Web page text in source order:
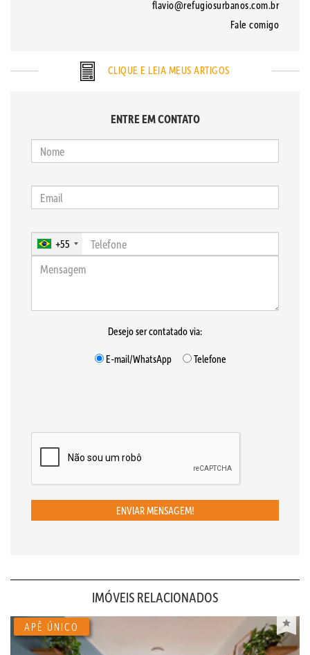
flavio@refugiosurbanos.com.br
Fale comigo
CLIQUE E LEIA MEUS ARTIGOS
ENTRE EM CONTATO
+55
Desejo ser contatado via:
E-mail/WhatsApp
Telefone
ENVIAR MENSAGEM!
IMÓVEIS RELACIONADOS